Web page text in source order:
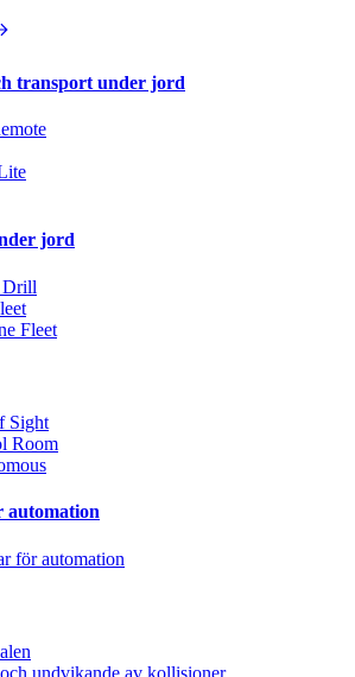
transport under jord
jord
Drill
Fleet
Sight
Room
automation
för automation